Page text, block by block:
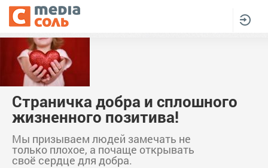
Страничка добра и сплошного
жизненного позитива!
Мы призываем людей замечать не
только плохое, а почаще открывать
своё сердце для добра.